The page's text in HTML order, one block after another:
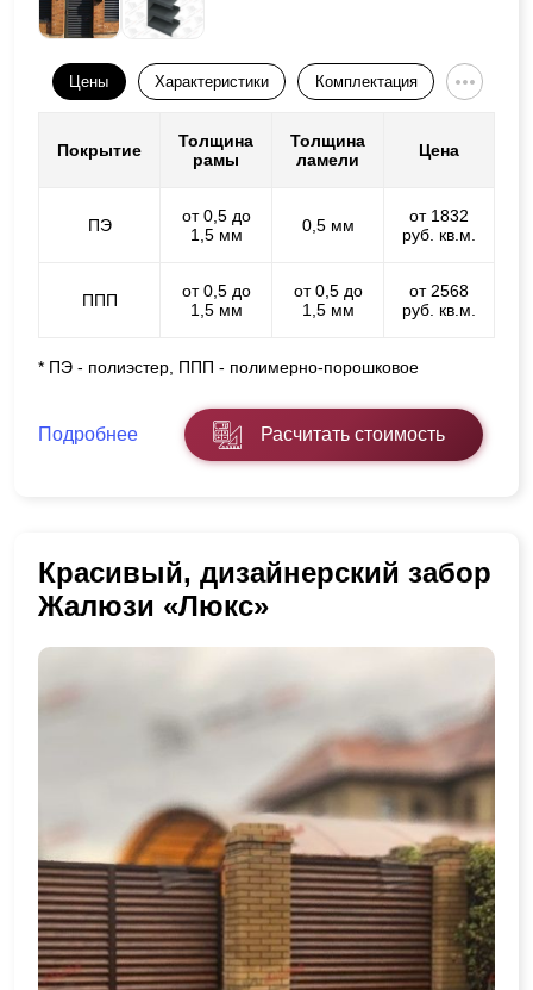
Цены Характеристики Комплектация
Покрытие
Толщина
рамы
Толщина
ламели
Цена
ПЭ
от 0,5 до
1,5 мм
0,5 мм
от 1832
руб. кв.м.
ППП
от 0,5 до
1,5 мм
от 0,5 до
1,5 мм
от 2568
руб. кв.м.
* ПЭ - полиэстер, ППП - полимерно-порошковое
Подробнее Расчитать стоимость
Красивый, дизайнерский забор
Жалюзи «Люкс»